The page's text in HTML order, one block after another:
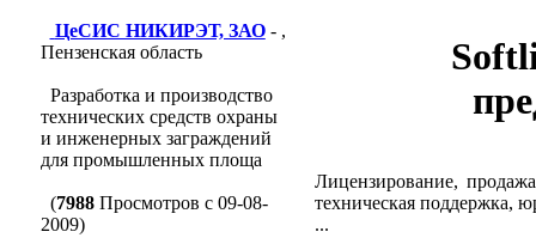
ЦеСИС НИКИРЭТ, ЗАО- ,
Пензенская область
Разработка и производство
технических средств охраны
и инженерных заграждений
для промышленных площа
(7988Просмотров с 09-08-
2009)
Лицензирование,
техническая поддержка,
...